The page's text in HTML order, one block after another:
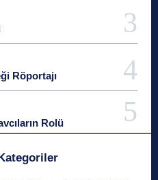
Röportajı
Rolü